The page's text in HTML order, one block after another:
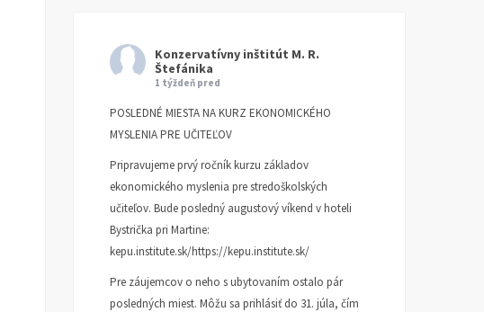
Konzervatívny inštitút M. R.
Štefánika
1 týždeň pred
POSLEDNÉ MIESTA NA KURZ EKONOMICKÉHO
MYSLENIA PRE UČITEĽOV
Pripravujeme prvý ročník kurzu základov
ekonomického myslenia pre stredoškolských
učiteľov. Bude posledný augustový víkend v hoteli
Bystrička pri Martine:
kepu.institute.sk/https://kepu.institute.sk/
Pre záujemcov o neho s ubytovaním ostalo pár
posledných miest. Môžu sa prihlásiť do 31. júla, čím